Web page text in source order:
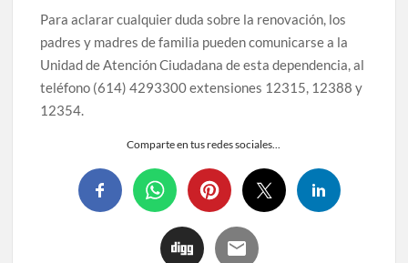
Para aclarar cualquier duda sobre la renovación, los
padres y madres de familia pueden comunicarse a la
Unidad de Atención Ciudadana de esta dependencia, al
teléfono (614) 4293300 extensiones 12315, 12388 y
12354.
Comparte en tus redes sociales...